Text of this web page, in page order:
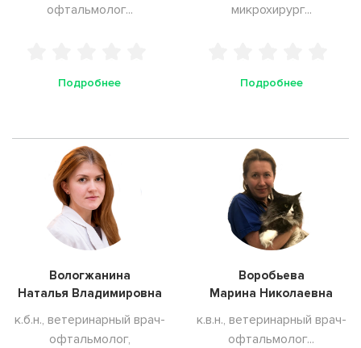
офтальмолог...
Подробнее
микрохирург...
Подробнее
Вологжанина
Наталья Владимировна
к.б.н., ветеринарный врач-
офтальмолог,
Воробьева
Марина Николаевна
к.в.н., ветеринарный врач-
офтальмолог...